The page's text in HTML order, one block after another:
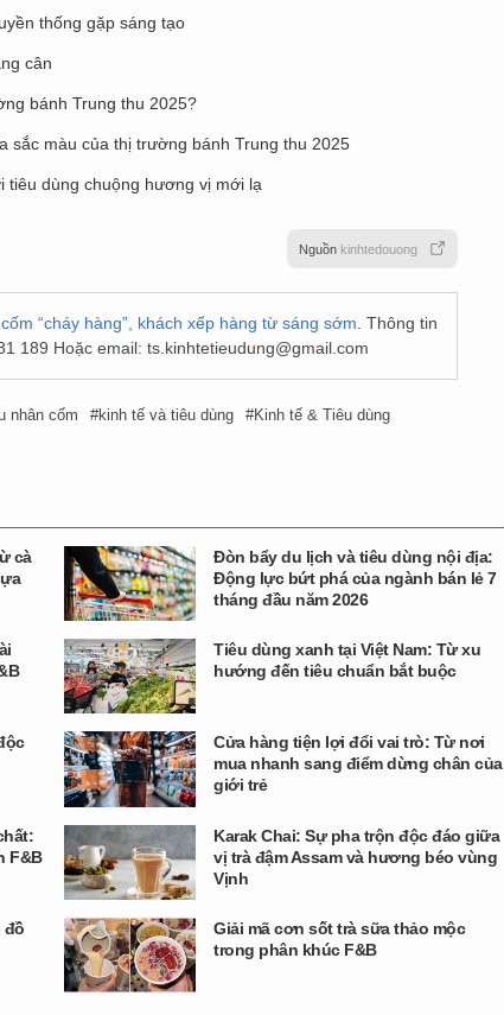
thống gặp sáng tạo
cân
bánh Trung thu 2025?
sắc màu của thị trường bánh Trung thu 2025
dùng chuộng hương vị mới lạ
Nguồn kinhtedouong
“cháy hàng”, khách xếp hàng từ sáng sớm . Thông tin
189 Hoặc email: ts.kinhtetieudung@gmail.com
nhân cốm kinh tế và tiêu dùng
Kinh tế & Tiêu dùng
cà
Đòn bẩy du lịch và tiêu dùng nội địa:
Động lực bứt phá của ngành bán lẻ 7
tháng đầu năm 2026
Tiêu dùng xanh tại Việt Nam: Từ xu
hướng đến tiêu chuẩn bắt buộc
Cửa hàng tiện lợi đổi vai trò: Từ nơi
mua nhanh sang điểm dừng chân của
giới trẻ
F&B
Karak Chai: Sự pha trộn độc đáo giữa
vị trà đậm Assam và hương béo vùng
Vịnh
đồ
Giải mã cơn sốt trà sữa thảo mộc
trong phân khúc F&B